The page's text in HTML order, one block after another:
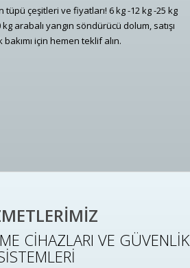
çeşitleri ve fiyatları! 6 kg -12 kg -25 kg
kg arabalı yangın söndürücü dolum, satışı
için hemen teklif alın.
CİHAZLARI VE GÜVENLİK